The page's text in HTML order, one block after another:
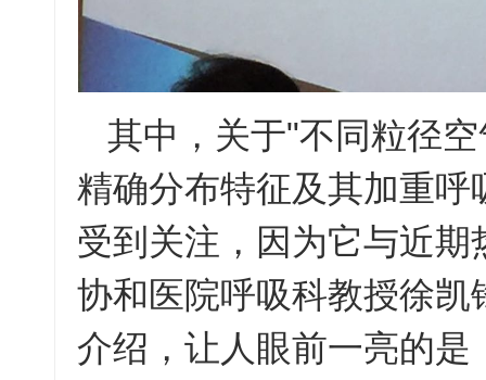
其中，关于"不同粒径
精确分布特征及其加重
受到关注，因为它与近
协和医院呼吸科教授徐
介绍，让人眼前一亮的